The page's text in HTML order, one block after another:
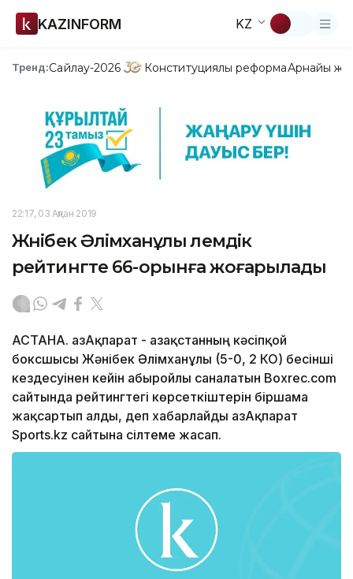
KAZINFORM KZ
Тренд:Сайлау-2026 Конституциялық реформаАрнайы
22:17, 03 Ақпан 2019
Жәнібек Әлімханұлы әлемдік
рейтингте 66-орынға жоғарылады
АСТАНА. ҚазАқпарат - Қазақстанның кәсіпқой
боксшысы Жәнібек Әлімханұлы (5-0, 2 КО) бесінші
кездесуінен кейін абыройлы саналатын Boxrec.com
сайтында рейтингтегі көрсеткіштерін біршама
жақсартып алды, деп хабарлайды ҚазАқпарат
Sports.kz сайтына сілтеме жасап.